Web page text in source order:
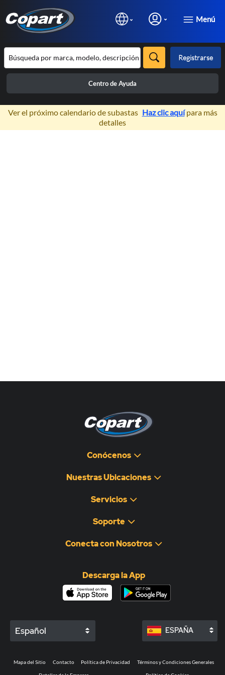
Menú
Registrarse
Centro de Ayuda
×
Ver el próximo calendario de subastas Haz clic aquípara más
detalles
Conócenos
Nuestras Ubicaciones
Servicios
Soporte
Conecta con Nosotros
Descarga la App
Español ESPAÑA
Mapa del Sitio Contacto Política de Privacidad Términos y Condiciones Generales